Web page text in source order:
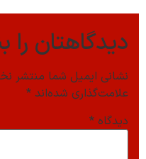
دیدگاهتان را
نشانی ایمیل شما منتشر
علامت‌گذاری شده‌اند *
دیدگاه *